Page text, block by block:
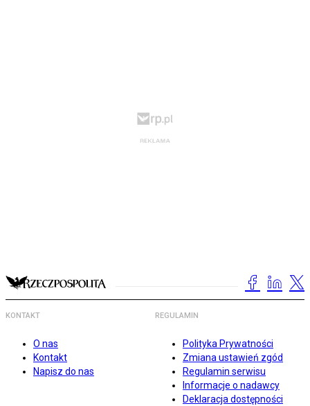
KONTAKT
O nas
Kontakt
Napisz do nas
REGULAMIN
Polityka Prywatności
Zmiana ustawień zgód
Regulamin serwisu
Informacje o nadawcy
Deklaracja dostępności